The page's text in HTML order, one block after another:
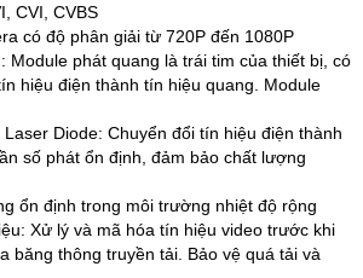
CVI, CVBS
có độ phân giải từ 720P đến 1080P
Module phát quang là trái tim của thiết bị, có
hiệu điện thành tín hiệu quang. Module
Diode: Chuyển đổi tín hiệu điện thành
số phát ổn định, đảm bảo chất lượng
ổn định trong môi trường nhiệt độ rộng
Xử lý và mã hóa tín hiệu video trước khi
băng thông truyền tải. Bảo vệ quá tải và